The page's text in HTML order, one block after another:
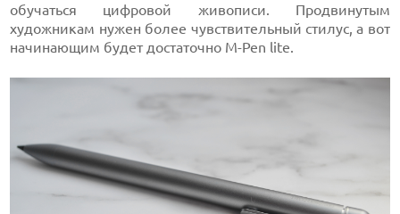
обучаться цифровой живописи. Продвинутым
художникам нужен более чувствительный стилус, а вот
начинающим будет достаточно M-Pen lite.